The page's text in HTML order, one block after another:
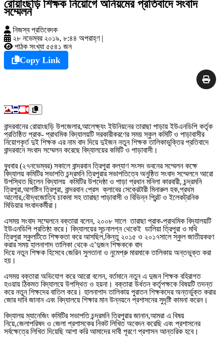
রোয়াংছড়ি শিক্ষক নিয়োগে অনিয়মের প্রতিবাদে সংবাদ
সম্মেলন
নিজস্ব প্রতিবেদক
২৮ নভেম্বর ২০১৯, ৮:৪৪ অপরাহ্ণ |
পাঠক সংখ্যা ৫৫৪১ জন
Copy Link
বান্দরবানের রোয়াংছড়ি উপজেলার,আলেক্ষ্যং ইউনিয়নের তারাছা পাড়ায় ইউএনডিপি কর্তৃক
প্রতিষ্ঠিত প্রাক- প্রাথমিক বিদ্যালয়টি সরকারীকরণের সময় স্কুল কমিটি ও পাড়াবাসীর
নিয়োগকৃর্ত দুই শিক্ষক এর নাম বাদ দিয়ে দুইজন নতুন শিক্ষক তালিকাভুক্তির প্রতিবাদে
বান্দরবানে সংবাদ সম্মেলন করেছে বিদ্যালয়ের কমিটি ও পাড়াবাসী।
বুধবার (২৭নভেম্বর) সকালে বান্দরবান ত্রিপুরা কল্যাণ সংসদ ভবনের সম্মেলন কক্ষে
বিদ্যালয় কমিটির সভাপতি চন্দ্রমনি ত্রিপুরার সভাপতিত্বে অনুষ্ঠিত সংবাদ সম্মেলনে আরো
উপস্থিত ছিলেন বিদ্যালয় কমিটির উপদেষ্ঠা ও পাড়া প্রধান মনিলা কারবারী, চন্দ্রমনি
ত্রিপুরা,আগষ্টিন ত্রিপুরা, বান্দরবান প্রেস ক্লাবের সেক্রেটারী মিনারুল হক,প্রথম
আলোর,বৌদ্ধজোত্যি চাকমা সহ তারাছা পাড়াবাসী ও বিভিন্ন প্রিন্ট ও ইলেকট্রনিক
মিডিয়ার সংবাদকর্মীরা।
এসময় সংবাদ সম্মেলনে বক্তারা বলেন, ২০০৮ সালে তারাছা প্রাক-প্রাথমিক বিদ্যালয়টি
ইউএনডিপি প্রতিষ্ঠা করে। বিদ্যালয়ের সূচনালগ্ন থেকেই ডালিয়া ত্রিপুরা ও মথি
ত্রিপুরা স্কুলটিতে শিক্ষকতা করে আসছিল,কিন্তু ২০১৫ ও ২০১৭সালে স্কুল জাতীয়করণ
করার সময় হালনাগাদ তালিকা থেকে এ’দুজন শিক্ষককে বাদ
দিয়ে নতুন শিক্ষক হিসেবে জেরিন সুলতানা ও নুমেপ্রু মারমাকে তালিকায় অন্তভুক্ত করা
হয়।
এসময় বক্তারা অভিযোগ করে আরো বলেন, বর্তমানে নতুন এ দুজন শিক্ষক বহিরাগত
হওয়ায় ঠিকমত বিদ্যালয়ে উপস্থিত ও হয়না। বক্তারা উর্ধতন কর্তৃপক্ষকে বিষয়টি তদন্ত
করে নতুন শিক্ষদের বাতিল করে। হালনাগাদ তালিকায় পুরাতন শিক্ষকদের অন্তর্ভুক্ত করার
জোর দাবি জানান এবং বিদ্যালয়ে শিক্ষার মান উন্নয়নে প্রশাসনের সুদৃষ্টি কামনা করেন।
বিদ্যালয় ম্যানেজিং কমিটির সভাপতি চন্দ্রমনি ত্রিপুরার জানান,আমরা এ বিষয়
নিয়ে,জেলাপরিষদ ও জেলা প্রশাসকের নিকট লিখিত অবেদন করেছি এবং প্রশাসনের
সর্বক্ষেত্রে লিখিত দিয়েছি আশা করি আমাদের দাবী পূরণে প্রশাসন আন্তরিক হবে।